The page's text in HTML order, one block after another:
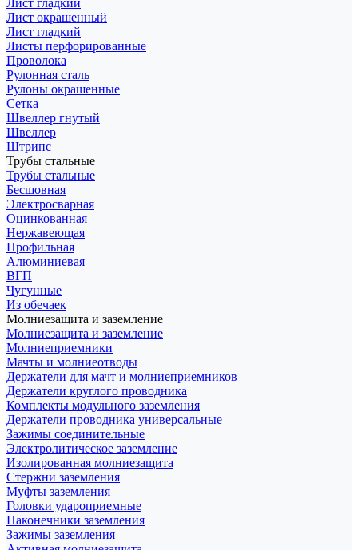
Лист гладкий
Лист окрашенный
Лист гладкий
Листы перфорированные
Проволока
Рулонная сталь
Рулоны окрашенные
Сетка
Швеллер гнутый
Швеллер
Штрипс
Трубы стальные
Трубы стальные
Бесшовная
Электросварная
Оцинкованная
Нержавеющая
Профильная
Алюминиевая
ВГП
Чугунные
Из обечаек
Молниезащита и заземление
Молниезащита и заземление
Молниеприемники
Мачты и молниеотводы
Держатели для мачт и молниеприемников
Держатели круглого проводника
Комплекты модульного заземления
Держатели проводника универсальные
Зажимы соединительные
Электролитическое заземление
Изолированная молниезащита
Стержни заземления
Муфты заземления
Головки удароприемные
Наконечники заземления
Зажимы заземления